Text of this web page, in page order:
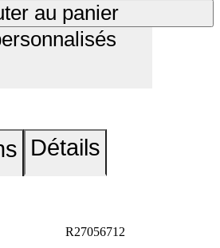
au panier
Détails
R27056712